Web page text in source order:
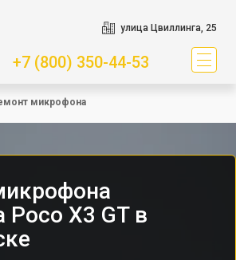
улица Цвиллинга, 25
+7 (800) 350-44-53
микрофона
Poco X3 GT в